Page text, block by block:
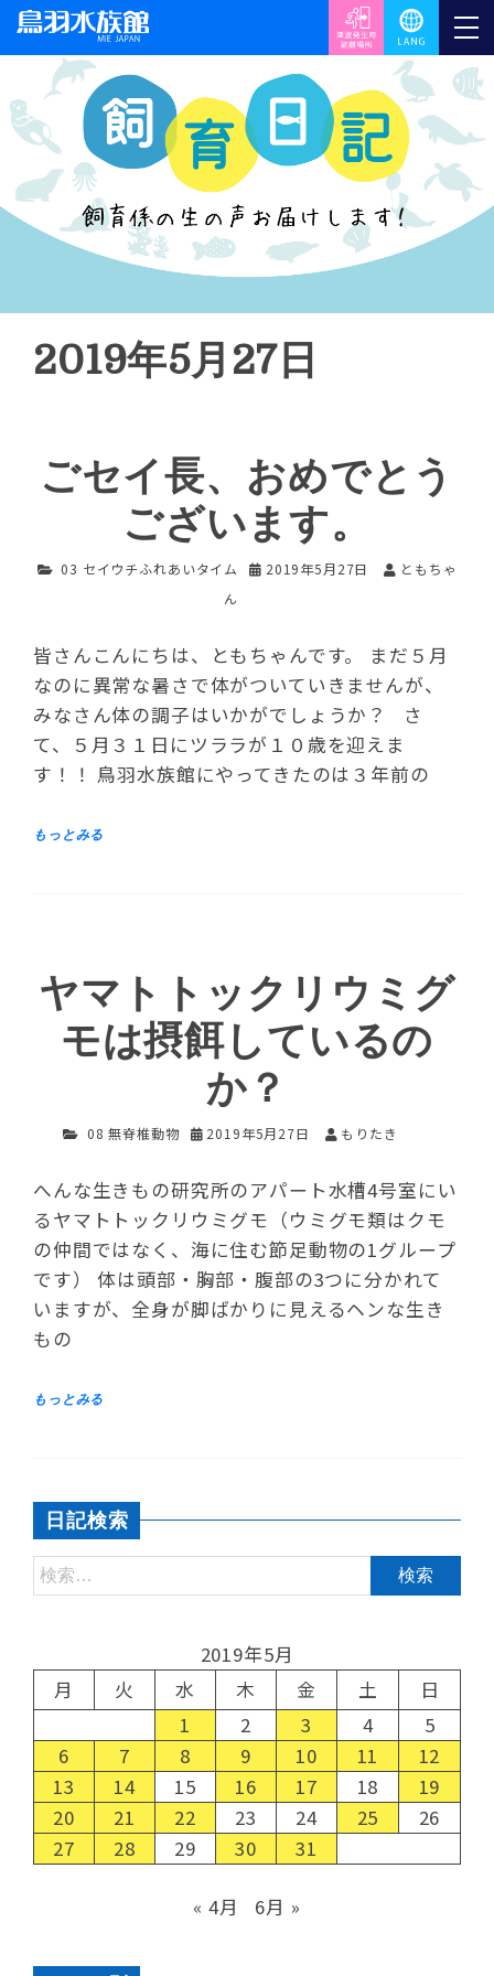
2019年5月27日
ごセイ長、おめでとう
ございます。
03 セイウチふれあいタイム 2019年5月27日
ともちゃ
ん
皆さんこんにちは、ともちゃんです。 まだ５月
なのに異常な暑さで体がついていきませんが、
みなさん体の調子はいかがでしょうか？ さ
て、５月３１日にツララが１０歳を迎えま
す！！ 鳥羽水族館にやってきたのは３年前の
ヤマトトックリウミグ
モは摂餌しているの
か？
08 無脊椎動物 2019年5月27日 もりたき
へんな生きもの研究所のアパート水槽4号室にい
るヤマトトックリウミグモ（ウミグモ類はクモ
の仲間ではなく、海に住む節足動物の1グループ
です） 体は頭部・胸部・腹部の3つに分かれて
いますが、全身が脚ばかりに見えるヘンな生き
もの
日記検索
2019年5月
月
火 水 木 金 土
日
1
2 3 4
5
6
7 8 9 10 11
12
13
14 15 16 17 18
19
20
21 22 23 24 25
26
27
28 29 30 31
« 4月 6月 »